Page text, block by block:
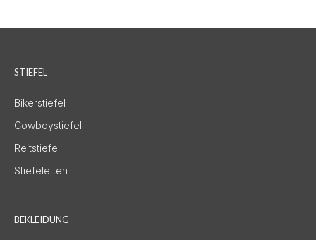
STIEFEL
Bikerstiefel
Cowboystiefel
Reitstiefel
Stiefeletten
BEKLEIDUNG